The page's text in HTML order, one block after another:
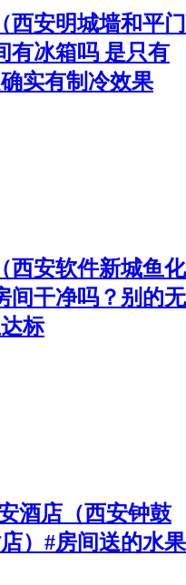
西安明城墙和平门
有冰箱吗 是只有
实有制冷效果
西安软件新城鱼化
间干净吗？别的无
标
酒店（西安钟鼓
）#房间送的水果